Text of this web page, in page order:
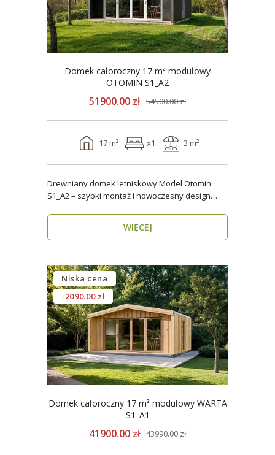
Domek całoroczny 17 m² modułowy
OTOMIN S1_A2
51900.00 zł 54500.00 zł
17 m² x1 3 m²
Drewniany domek letniskowy Model Otomin
S1_A2 – szybki montaż i nowoczesny design
WIĘCEJ
Niska cena
-2090.00 zł
Domek całoroczny 17 m² modułowy WARTA
S1_A1
41900.00 zł 43990.00 zł